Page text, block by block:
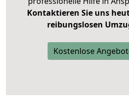
Kontaktieren Sie uns
reibungslosen
Kostenlose